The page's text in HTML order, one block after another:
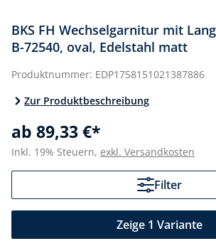
BKS FH Wechselgarnitur mit
B-72540, oval, Edelstahl matt
Produktnummer: EDP1758151021387886
Zur Produktbeschreibung
ab 89,33 €*
Inkl. 19% Steuern, exkl. Versandkosten
Filter
Zeige 1 Variante